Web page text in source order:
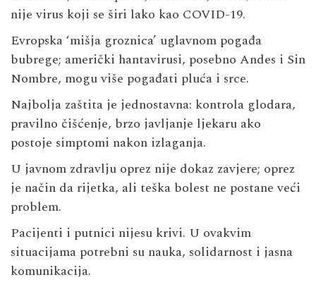
nije virus koji se širi lako kao COVID-19.
Evropska ‘mišja groznica’ uglavnom pogađa
bubrege; američki hantavirusi, posebno Andes i Sin
Nombre, mogu više pogađati pluća i srce.
Najbolja zaštita je jednostavna: kontrola glodara,
pravilno čišćenje, brzo javljanje ljekaru ako
postoje simptomi nakon izlaganja.
U javnom zdravlju oprez nije dokaz zavjere; oprez
je način da rijetka, ali teška bolest ne postane veći
problem.
Pacijenti i putnici nijesu krivi. U ovakvim
situacijama potrebni su nauka, solidarnost i jasna
komunikacija.